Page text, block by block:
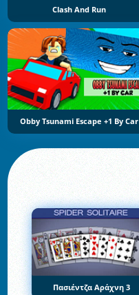
Clash And Run
Obby Tsunami Escape +1 By Car
Πασιέντζα Αράχνη 3